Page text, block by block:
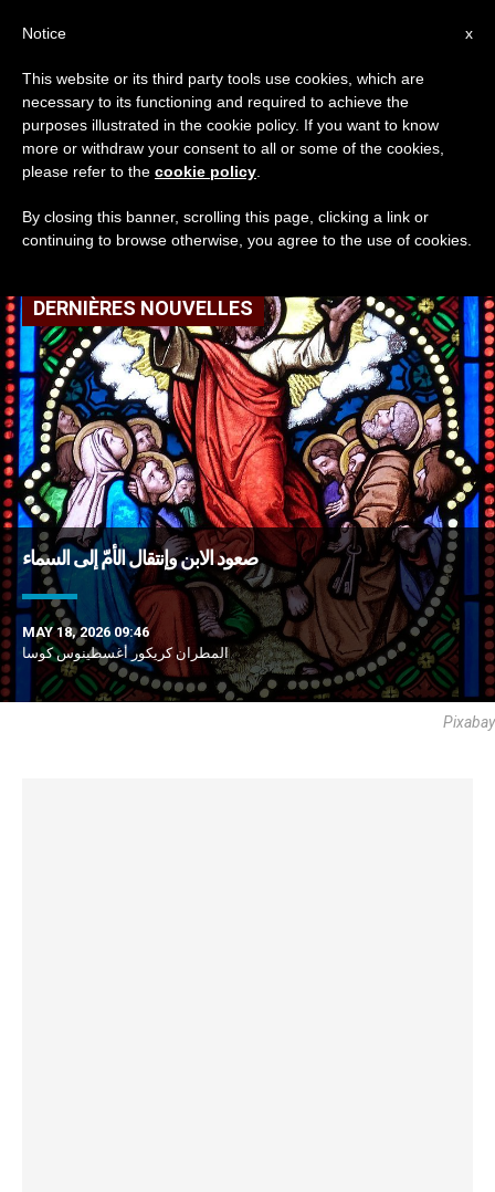
TAG
Posts Tagged ‘صعود
الرب إلى السماء’
DERNIÈRES NOUVELLES
صعود الابن وإنتقال الأمّ إلى السماء
MAY 18, 2026 09:46
المطران كريكور أغسطينوس كوسا
Pixabay
x
Notice
This website or its third party tools use cookies, which are
necessary to its functioning and required to achieve the
purposes illustrated in the cookie policy. If you want to know
more or withdraw your consent to all or some of the cookies,
please refer to the cookie policy
By closing this banner, scrolling this page, clicking a link or
continuing to browse otherwise, you agree to the use of cookies.